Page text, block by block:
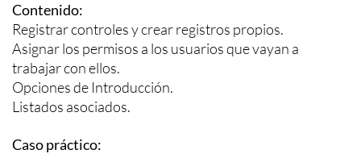
Contenido:
Registrar controles y crear registros propios.
Asignar los permisos a los usuarios que vayan a
trabajar con ellos.
Opciones de Introducción.
Listados asociados.
Caso práctico: